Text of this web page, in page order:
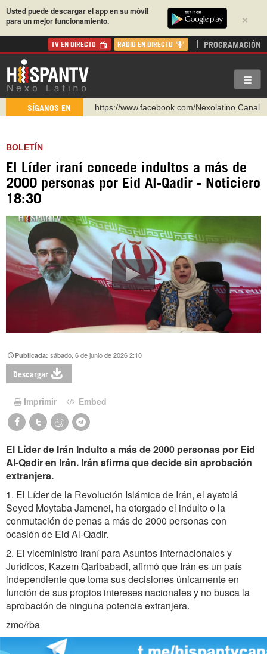
×
Usted puede descargar el app en su móvil
para un mejor funcionamiento.
TV EN DIRECTO RADIO EN DIRECTO PROGRAMACIÓN
SÍGANOS EN
https://www.facebook.com/Nexolatino.Canal
https://t.me/hispantvcanal
https://urmedium.com/c/hispantv
Instagram como: hispan_tv
BOLETÍN
El Líder iraní concede indultos a más de
2000 personas por Eid Al-Qadir - Noticiero
18:30
Publicada:sábado, 6 de junio de 2026 2:10
Descargar
Imprimir Embed
El Líder de Irán Indulto a más de 2000 personas por Eid
Al-Qadir en Irán. Irán afirma que decide sin aprobación
extranjera.
1. El Líder de la Revolución Islámica de Irán, el ayatolá
Seyed Moytaba Jamenei, ha otorgado el indulto o la
conmutación de penas a más de 2000 personas con
ocasión de Eid Al-Qadir.
2. El viceministro iraní para Asuntos Internacionales y
Jurídicos, Kazem Qaribabadi, afirmó que Irán es un país
independiente que toma sus decisiones únicamente en
función de sus propios intereses nacionales y no busca la
aprobación de ninguna potencia extranjera.
zmo/rba